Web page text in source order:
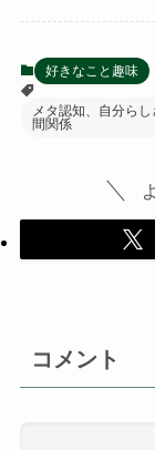
好きなこと趣味
メタ認知、自分ら
間関係
コメント